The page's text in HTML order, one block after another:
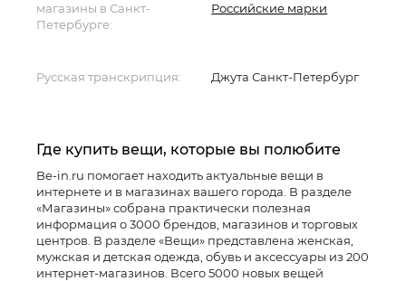
магазины в Санкт-
Петербурге:
Российские марки
Русская транскрипция: Джута Санкт-Петербург
Где купить вещи, которые вы полюбите
Be-in.ru помогает находить актуальные вещи в
интернете и в магазинах вашего города. В разделе
«Магазины» собрана практически полезная
информация о 3000 брендов, магазинов и торговых
центров. В разделе «Вещи» представлена женская,
мужская и детская одежда, обувь и аксессуары из 200
интернет-магазинов. Всего 5000 новых вещей